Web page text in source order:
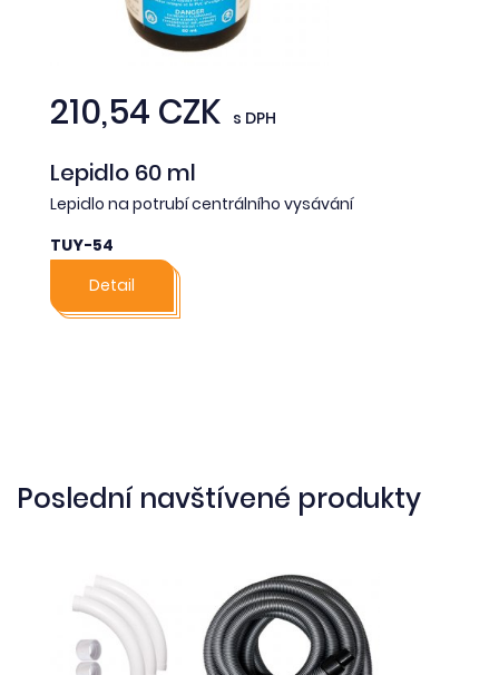
210,54 CZK s DPH
Lepidlo 60 ml
Lepidlo na potrubí centrálního vysávání
TUY-54
Detail
Poslední navštívené produkty